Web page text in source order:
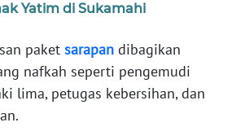
Yatim di Sukamahi
paket sarapan dibagikan
nafkah seperti pengemudi
lima, petugas kebersihan, dan